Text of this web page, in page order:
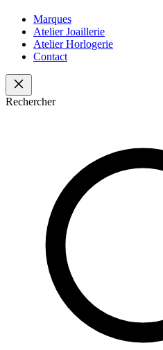
Marques
Atelier Joaillerie
Atelier Horlogerie
Contact
Rechercher